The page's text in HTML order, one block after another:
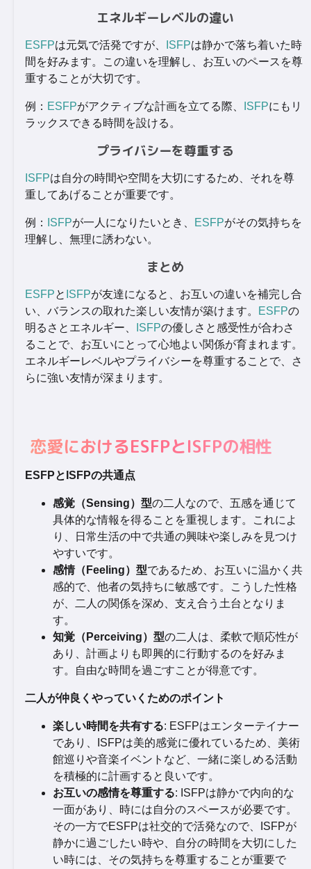
エネルギーレベルの違い
ESFPは元気で活発ですが、 ISFPは静かで落ち着いた時
間を好みます。この違いを理解し、お互いのペースを尊
重することが大切です。
例： ESFPがアクティブな計画を立てる際、 ISFPにもリ
ラックスできる時間を設ける。
プライバシーを尊重する
ISFPは自分の時間や空間を大切にするため、それを尊
重してあげることが重要です。
例： ISFPが一人になりたいとき、 ESFPがその気持ちを
理解し、無理に誘わない。
まとめ
ESFPと ISFPが友達になると、お互いの違いを補完し合
い、バランスの取れた楽しい友情が築けます。
ESFPの
明るさとエネルギー、
ISFPの優しさと感受性が合わさ
ることで、お互いにとって心地よい関係が育まれます。
エネルギーレベルやプライバシーを尊重することで、さ
らに強い友情が深まります。
恋愛におけるESFPとISFPの相性
ESFPとISFPの共通点
感覚（Sensing）型の二人なので、五感を通じて
具体的な情報を得ることを重視します。これによ
り、日常生活の中で共通の興味や楽しみを見つけ
やすいです。
感情（Feeling）型であるため、お互いに温かく共
感的で、他者の気持ちに敏感です。こうした性格
が、二人の関係を深め、支え合う土台となりま
す。
知覚（Perceiving）型の二人は、柔軟で順応性が
あり、計画よりも即興的に行動するのを好みま
す。自由な時間を過ごすことが得意です。
二人が仲良くやっていくためのポイント
楽しい時間を共有する: ESFPはエンターテイナー
であり、ISFPは美的感覚に優れているため、美術
館巡りや音楽イベントなど、一緒に楽しめる活動
を積極的に計画すると良いです。
お互いの感情を尊重する: ISFPは静かで内向的な
一面があり、時には自分のスペースが必要です。
その一方でESFPは社交的で活発なので、ISFPが
静かに過ごしたい時や、自分の時間を大切にした
い時には、その気持ちを尊重することが重要で